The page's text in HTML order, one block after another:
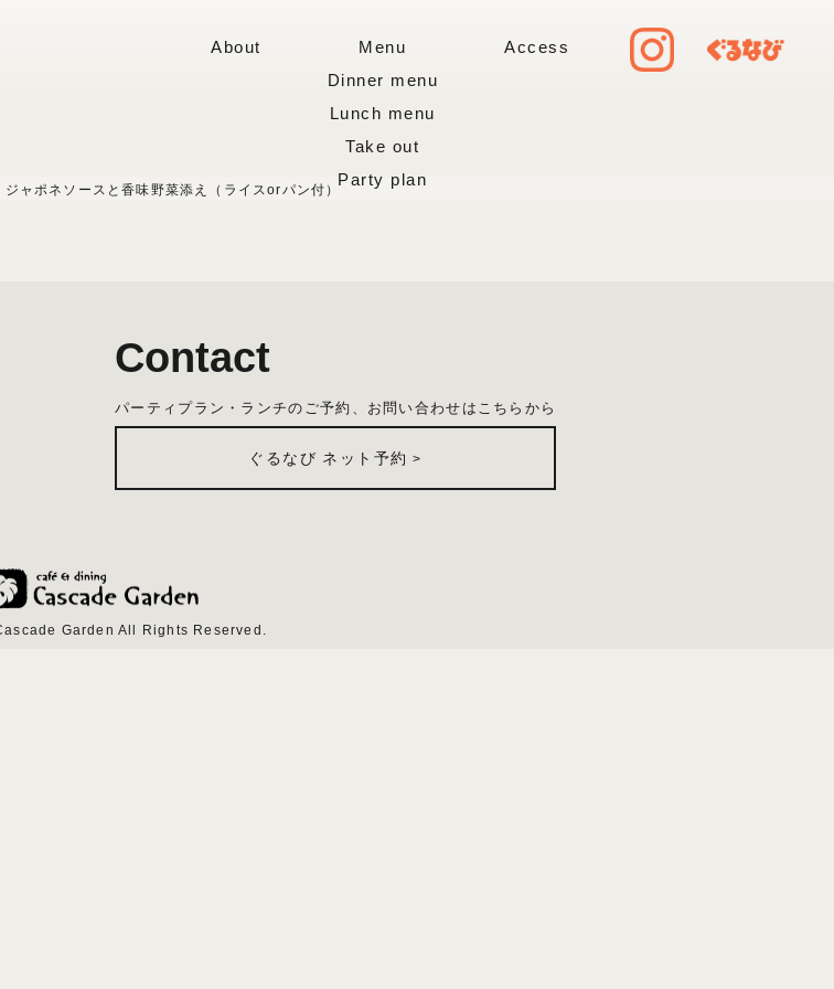
About
Menu
Dinner menu
Lunch menu
Take out
Party plan
Access
ャポネソースと香味野菜添え（ライスorパン付）
Contact
パーティプラン・ランチのご予約、お問い合わせはこちらから
ぐるなび ネット予約 >
Garden All Rights Reserved.